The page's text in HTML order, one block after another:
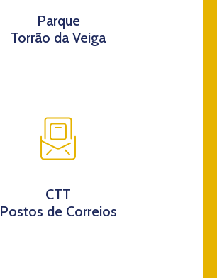
Parque
Torrão da Veiga
CTT
Postos de Correios